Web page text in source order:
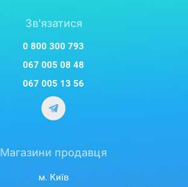
Зв'язатися
0 800 300 793
067 005 08 48
067 005 13 56
Магазини продавця
м. Київ